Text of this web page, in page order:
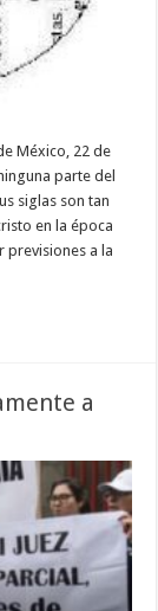
México, 22 de
parte del
siglas son tan
en la época
previsiones a la
a